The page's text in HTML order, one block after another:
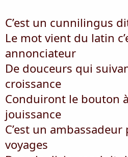
C’est un cunnilingus
Le mot vient du latin
annonciateur
De douceurs qui
croissance
Conduiront le bouton
jouissance
C’est un
voyages